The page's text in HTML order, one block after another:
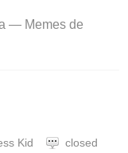
— Memes de
Kid closed